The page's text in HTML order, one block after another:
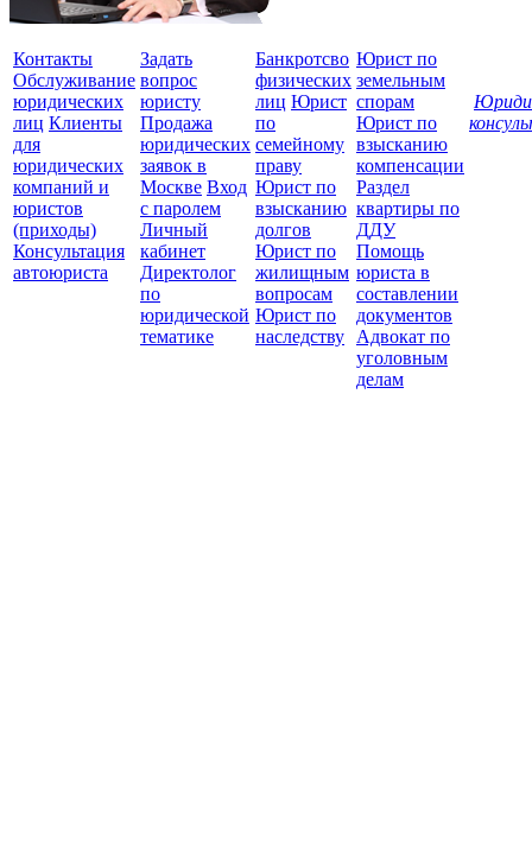
Контакты
Обслуживание
юридических
лиц Клиенты
для
юридических
компаний и
юристов
(приходы)
Консультация
автоюриста
Задать
вопрос
юристу
Продажа
юридических
заявок в
Москве Вход
с паролем
Личный
кабинет
Директолог
по
юридической
тематике
Банкротсво
физических
лиц Юрист
по
семейному
праву
Юрист по
взысканию
долгов
Юрист по
жилищным
вопросам
Юрист по
наследству
Юрист по
земельным
спорам
Юрист по
взысканию
компенсации
Раздел
квартиры по
ДДУ
Помощь
юриста в
составлении
документов
Адвокат по
уголовным
делам